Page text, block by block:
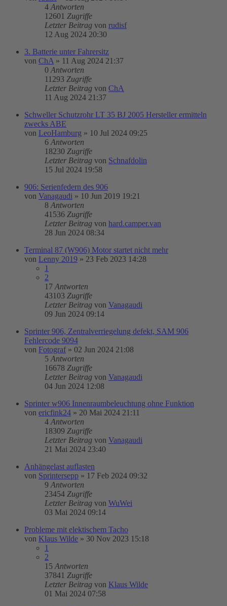
4 Antworten
12601 Zugriffe
Letzter Beitrag von rudisf
12 Aug 2024 20:30
3. Batterie unter Fahrersitz
von ChA » 11 Aug 2024 21:37
0 Antworten
11293 Zugriffe
Letzter Beitrag von ChA
11 Aug 2024 21:37
Schweller Schutzrohr LT 35 BJ 2005 Hersteller ermitteln
zwecks ABE
von LeoHamburg » 10 Jul 2024 09:25
6 Antworten
18230 Zugriffe
Letzter Beitrag von Schnafdolin
15 Jul 2024 19:58
906: Serienfedern des 906
von Vanagaudi » 10 Jun 2019 19:21
8 Antworten
41536 Zugriffe
Letzter Beitrag von hard.camper.van
28 Jun 2024 08:34
Terminal 87 (W906) Motor startet nicht mehr
von Lenny 2019 » 23 Feb 2023 14:28
1
2
17 Antworten
43103 Zugriffe
Letzter Beitrag von Vanagaudi
09 Jun 2024 09:14
Sprinter 906, Zentralverriegelung defekt, SAM 906
Fehlercode 9094
von Fotograf » 02 Jun 2024 21:08
5 Antworten
16678 Zugriffe
Letzter Beitrag von Vanagaudi
04 Jun 2024 12:08
Sprinter w906 Innenraumbeleuchtung ohne Funktion
von ericfink24 » 20 Mai 2024 21:11
4 Antworten
18309 Zugriffe
Letzter Beitrag von Vanagaudi
21 Mai 2024 23:40
Anhängelast auflasten
von Sprintersepp » 17 Feb 2024 09:32
9 Antworten
23454 Zugriffe
Letzter Beitrag von WuWei
03 Mai 2024 09:14
Probleme mit elektischem Tacho
von Klaus Wilde » 30 Nov 2023 15:18
1
2
15 Antworten
37841 Zugriffe
Letzter Beitrag von Klaus Wilde
01 Mai 2024 07:58